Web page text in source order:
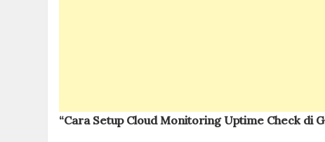
“Cara Setup Cloud Monitoring Uptime Check di